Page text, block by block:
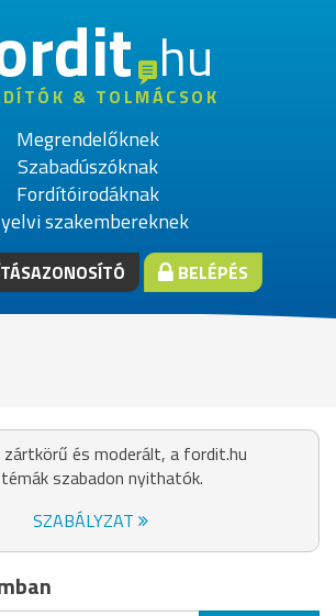
hu
& TOLMÁCSOK
Megrendelőknek
Szabadúszóknak
Fordítóirodáknak
szakembereknek
BELÉPÉS
és moderált, a fordit.hu
szabadon nyithatók.
SZABÁLYZAT